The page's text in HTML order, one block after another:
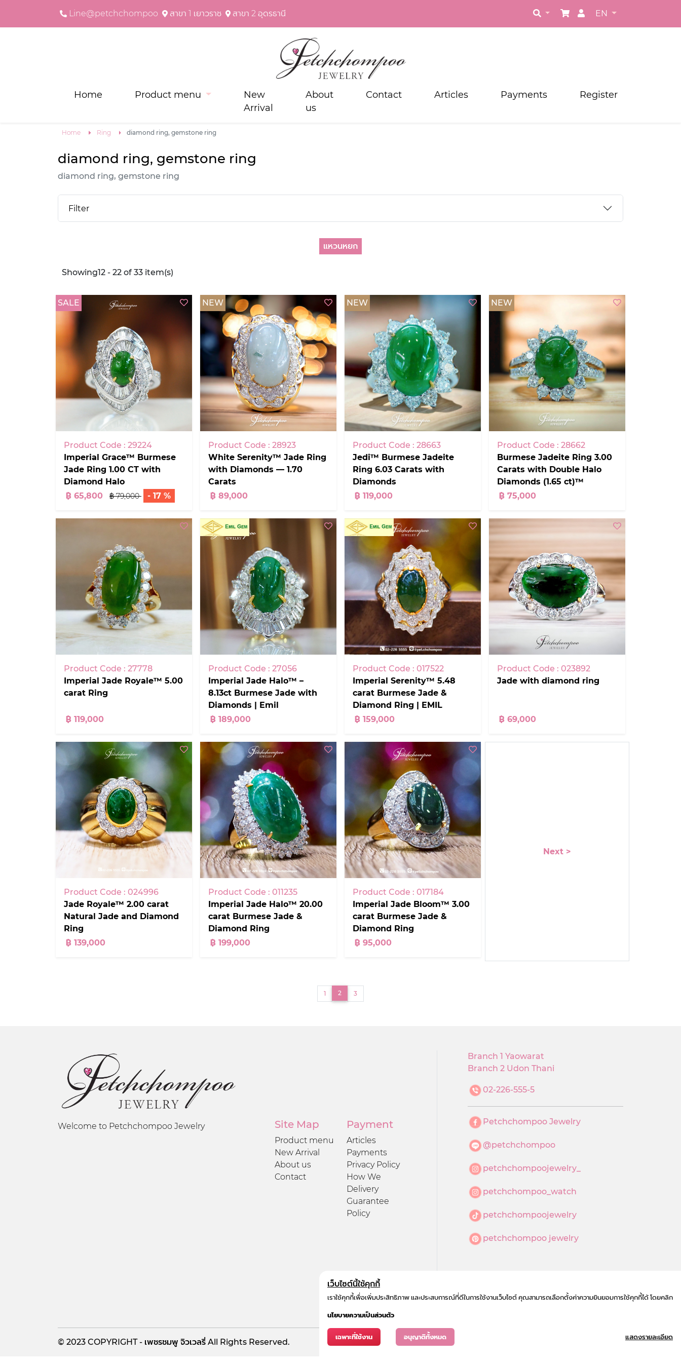
Line@petchchompoo สาขา 1 เยาวราช สาขา 2 อุดรธานี EN
Home Product menu
New
Arrival
About
us
Contact Articles Payments Register
Home Ring diamond ring, gemstone ring
diamond ring, gemstone ring
diamond ring, gemstone ring
Filter
แหวนหยก
Showing12 - 22 of 33 item(s)
SALE
Product Code : 29224
Imperial Grace™ Burmese
Jade Ring 1.00 CT with
Diamond Halo
฿ 65,800
฿ 79,000 - 17 %
NEW
Product Code : 28923
White Serenity™ Jade Ring
with Diamonds — 1.70
Carats
฿ 89,000
NEW
Product Code : 28663
Jedi™ Burmese Jadeite
Ring 6.03 Carats with
Diamonds
฿ 119,000
NEW
Product Code : 28662
Burmese Jadeite Ring 3.00
Carats with Double Halo
Diamonds (1.65 ct)™
฿ 75,000
Product Code : 27778
Imperial Jade Royale™ 5.00
carat Ring
฿ 119,000
Product Code : 27056
Imperial Jade Halo™ –
8.13ct Burmese Jade with
Diamonds | Emil
฿ 189,000
Product Code : 017522
Imperial Serenity™ 5.48
carat Burmese Jade &
Diamond Ring | EMIL
฿ 159,000
Product Code : 023892
Jade with diamond ring
฿ 69,000
Product Code : 024996
Jade Royale™ 2.00 carat
Natural Jade and Diamond
Ring
฿ 139,000
Product Code : 011235
Imperial Jade Halo™ 20.00
carat Burmese Jade &
Diamond Ring
฿ 199,000
Product Code : 017184
Imperial Jade Bloom™ 3.00
carat Burmese Jade &
Diamond Ring
฿ 95,000
Next >
1 2(current)
3
Welcome to Petchchompoo Jewelry Site Map
Product menu
New Arrival
About us
Contact
Payment
Articles
Payments
Privacy Policy
How We
Delivery
Guarantee
Policy
Branch 1 Yaowarat
Branch 2 Udon Thani
02-226-555-5
Petchchompoo Jewelry
@petchchompoo
petchchompoojewelry_
petchchompoo_watch
petchchompoojewelry
petchchompoo jewelry
© 2023 COPYRIGHT - เพชรชมพู จิวเวลรี่ All Rights Reserved.
เว็บไซต์นี้ใช้คุกกี้
เราใช้คุกกี้เพื่อเพิ่มประสิทธิภาพ และประสบการณ์ที่ดีในการใช้งานเว็บไซต์ คุณสามารถเลือกตั้งค่าความยินยอมการใช้คุกกี้ได้ โดยคลิก
นโยบายความเป็นส่วนตัว
เฉพาะที่ใช้งาน อนุญาติทั้งหมด แสดงรายละเอียด